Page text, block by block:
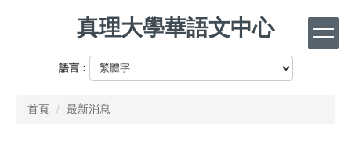
真理大學華語文中心
語言：
首頁 最新消息